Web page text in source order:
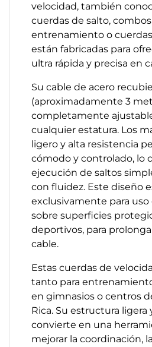
velocidad, también
cuerdas de salto,
entrenamiento o cuerdas
están fabricadas para
ultra rápida y precisa en
Su cable de acero
(aproximadamente 3
completamente
cualquier estatura. Los
ligero y alta resistencia
cómodo y controlado, lo
ejecución de saltos
con fluidez. Este diseño
exclusivamente para
sobre superficies
deportivos, para
cable.
Estas cuerdas de
tanto para
en gimnasios o centros
Rica. Su estructura ligera
convierte en una
mejorar la coordinación,